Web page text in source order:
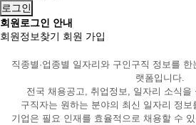
회원로그인 안내
회원정보찾기 회원 가입
직종별·업종별 일자리와 구인구직 정보를
랫폼입니다.
전국 채용공고, 취업정보, 일자리 소식을
구직자는 원하는 분야의 최신 일자리 정
기업은 필요 인재를 효율적으로 채용할 수